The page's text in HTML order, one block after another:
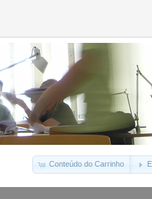
Conteúdo do Carrinho